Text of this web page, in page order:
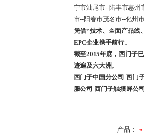
宁市汕尾市--陆丰市惠州
市--阳春市茂名市--化州
凭借*技术、全面产品线
EPC企业携手前行。
截至2015年底，西门子
迹遍及六大洲。
西门子中国分公司 西门
服公司 西门子触摸屏公
产品：